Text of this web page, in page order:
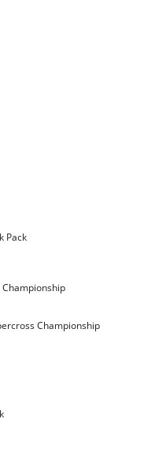
Pack
Championship
Championship